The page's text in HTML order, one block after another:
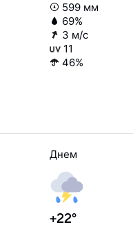
599 мм
69%
3 м/с
11
46%
Днем
+22°